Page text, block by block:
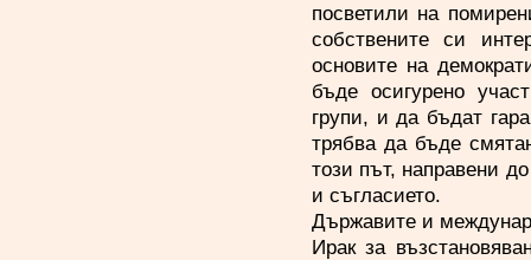
посветили на
собствените си
основите на
бъде осигурено
групи, и да бъдат
трябва да бъде
този път, направени
и съгласието.
Държавите и
Ирак за